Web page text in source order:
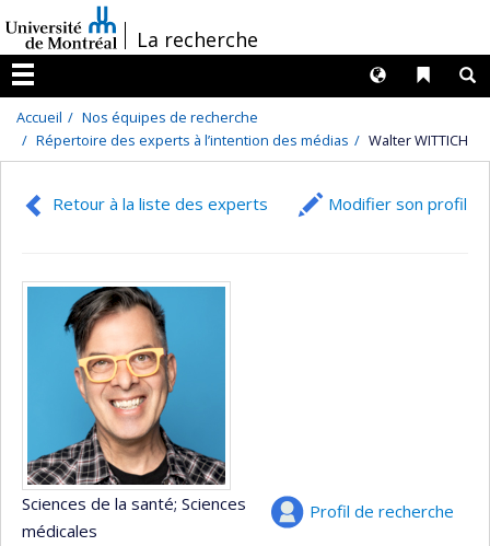
au
contenu
/La recherche
Menu
Liens
Langues
Accueil
Nos équipes de recherche
Répertoire des experts à l’intention des médias
Walter WITTICH
Retour à la liste des experts Modifier son profil
Profil de recherche
Sciences de la santé; Sciences
médicales